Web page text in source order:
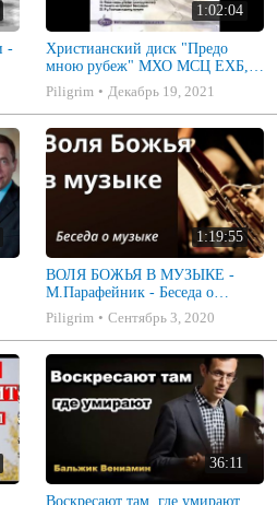
1:02:04
Христианский диск "Предо
мною рубеж" МХО МСЦ ЕХБ,
музыкальный альбом, пение,
музыка
Piligrim Декабрь 19, 2021
1:19:55
ВОЛЯ БОЖЬЯ В МУЗЫКЕ -
М.Парафейник - Беседа о
музыке 2
Piligrim Сентябрь 3, 2020
36:11
Воскресают там, где умирают.